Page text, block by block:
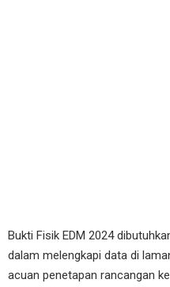
Bukti Fisik EDM 2024
dalam melengkapi data di
acuan penetapan rancangan